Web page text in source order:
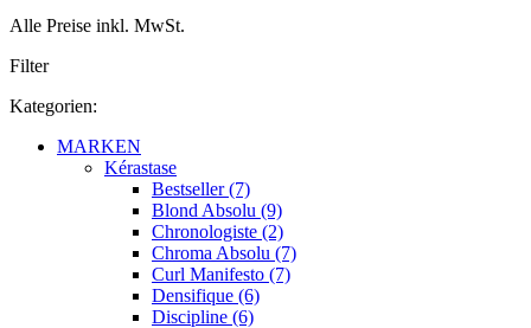
Alle Preise inkl. MwSt.
Filter
Kategorien:
MARKEN
Kérastase
Bestseller (7)
Blond Absolu (9)
Chronologiste (2)
Chroma Absolu (7)
Curl Manifesto (7)
Densifique (6)
Discipline (6)